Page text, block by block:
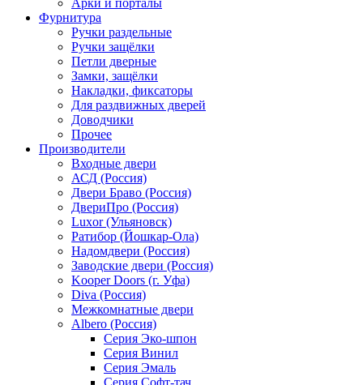
Фурнитура
Ручки раздельные
Ручки защёлки
Петли дверные
Замки, защёлки
Накладки, фиксаторы
Для раздвижных дверей
Доводчики
Прочее
Производители
Входные двери
АСД (Россия)
Двери Браво (Россия)
ДвериПро (Россия)
Luxor (Ульяновск)
Ратибор (Йошкар-Ола)
Надомдвери (Россия)
Заводские двери (Россия)
Kooper Doors (г. Уфа)
Diva (Россия)
Межкомнатные двери
Albero (Россия)
Серия Эко-шпон
Серия Винил
Серия Эмаль
Серия Софт-тач